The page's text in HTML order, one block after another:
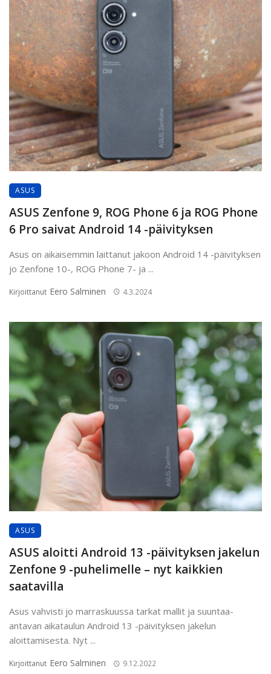
ASUS
ASUS Zenfone 9, ROG Phone 6 ja ROG Phone
6 Pro saivat Android 14 -päivityksen
Asus on aikaisemmin laittanut jakoon Android 14 -päivityksen
jo Zenfone 10-, ROG Phone 7- ja ...
Kirjoittanut Eero Salminen 4.3.2024
ASUS
ASUS aloitti Android 13 -päivityksen jakelun
Zenfone 9 -puhelimelle – nyt kaikkien
saatavilla
Asus vahvisti jo marraskuussa tarkat mallit ja suuntaa-
antavan aikataulun Android 13 -päivityksen jakelun
aloittamisesta. Nyt ...
Kirjoittanut Eero Salminen 9.12.2022